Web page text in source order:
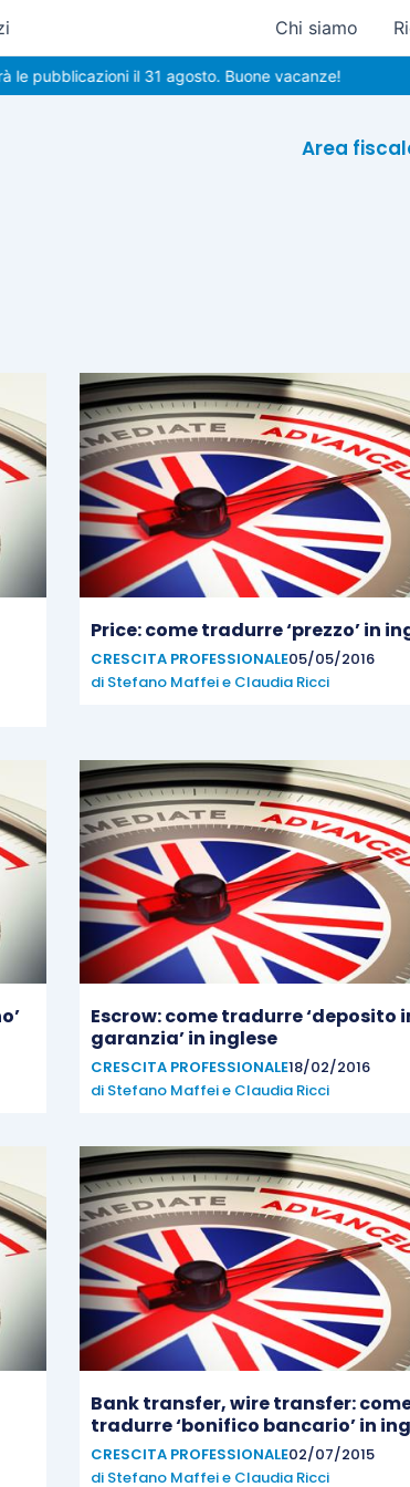
Chi siamo
il 31 agosto. Buone vacanze!
Area
Price: come tradurre ‘prezzo’ in
CRESCITA PROFESSIONALE05/05/2016
di Stefano Maffeie Claudia Ricci
Escrow: come tradurre ‘deposito
garanzia’ in inglese
CRESCITA PROFESSIONALE18/02/2016
di Stefano Maffeie Claudia Ricci
Bank transfer, wire transfer:
tradurre ‘bonifico bancario’ in
CRESCITA PROFESSIONALE02/07/2015
di Stefano Maffeie Claudia Ricci
Pagina
Pagina